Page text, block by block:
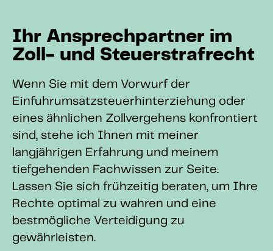
Ihr Ansprechpartner im
Zoll- und Steuerstrafrecht
Wenn Sie mit dem Vorwurf der
Einfuhrumsatzsteuerhinterziehung oder
eines ähnlichen Zollvergehens konfrontiert
sind, stehe ich Ihnen mit meiner
langjährigen Erfahrung und meinem
tiefgehenden Fachwissen zur Seite.
Lassen Sie sich frühzeitig beraten, um Ihre
Rechte optimal zu wahren und eine
bestmögliche Verteidigung zu
gewährleisten.